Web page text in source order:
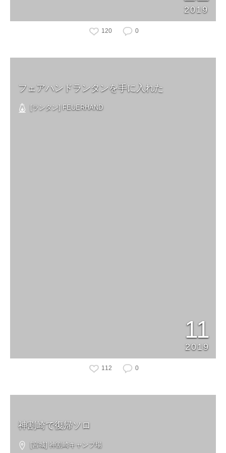
2019
120 0
フェアハンドランタンを手に入れた
[ランタン] FEUERHAND
11
2019
112 0
神割崎で復帰ソロ
[宮城] 神割崎キャンプ場